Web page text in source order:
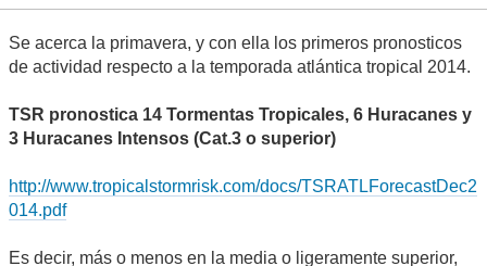
Se acerca la primavera, y con ella los primeros pronosticos
de actividad respecto a la temporada atlántica tropical 2014.
TSR pronostica 14 Tormentas Tropicales, 6 Huracanes y
3 Huracanes Intensos (Cat.3 o superior)
http://www.tropicalstormrisk.com/docs/TSRATLForecastDec2
014.pdf
Es decir, más o menos en la media o ligeramente superior,